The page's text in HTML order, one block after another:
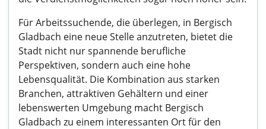
Für Arbeitssuchende, die überlegen, in Bergisch
Gladbach eine neue Stelle anzutreten, bietet die
Stadt nicht nur spannende berufliche
Perspektiven, sondern auch eine hohe
Lebensqualität. Die Kombination aus starken
Branchen, attraktiven Gehältern und einer
lebenswerten Umgebung macht Bergisch
Gladbach zu einem interessanten Ort für den